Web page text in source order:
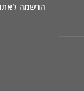
הרשמה